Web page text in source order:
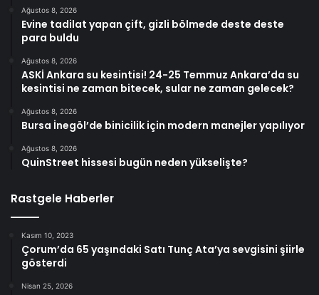
Ağustos 8, 2026
Evine tadilat yapan çift, gizli bölmede deste deste
para buldu
Ağustos 8, 2026
ASKİ Ankara su kesintisi! 24-25 Temmuz Ankara’da su
kesintisi ne zaman bitecek, sular ne zaman gelecek?
Ağustos 8, 2026
Bursa İnegöl’de binicilik için modern manejler yapılıyor
Ağustos 8, 2026
QuinStreet hissesi bugün neden yükselişte?
Rastgele Haberler
Kasım 10, 2023
Çorum’da 65 yaşındaki Satı Tunç Ata’ya sevgisini şiirle
gösterdi
Nisan 25, 2026